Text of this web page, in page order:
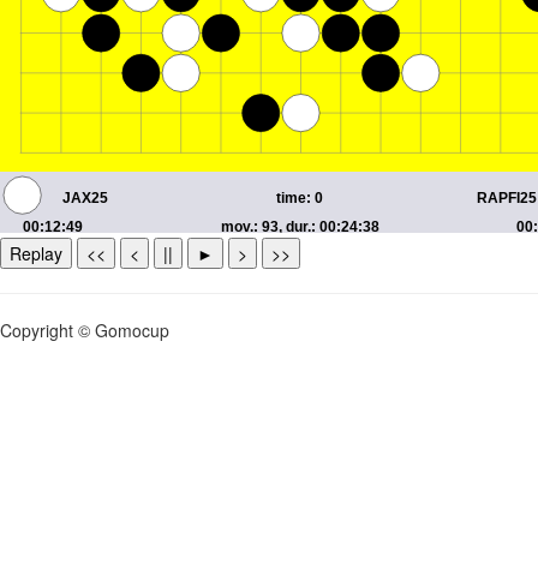
Replay << < || ► > >>
Copyright © Gomocup